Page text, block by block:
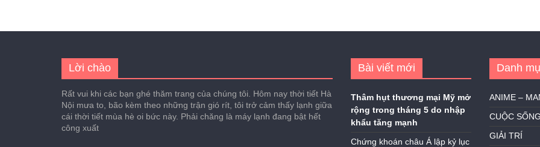
Lời chào
Rất vui khi các bạn ghé thăm trang của chúng tôi. Hôm nay thời tiết Hà
Nội mưa to, bão kèm theo những trận gió rít, tôi trở cảm thấy lạnh giữa
cái thời tiết mùa hè oi bức này. Phải chăng là máy lạnh đang bật hết
công xuất
Bài viết mới
Thâm hụt thương mại Mỹ mở
rộng trong tháng 5 do nhập
khẩu tăng mạnh
Chứng khoán châu Á lập kỷ lục
Danh
ANIME –
CUỘC SỐNG
GIẢI TRÍ